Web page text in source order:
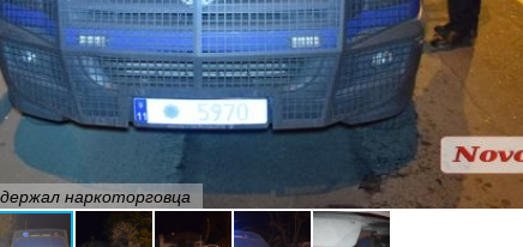
наркоторговца